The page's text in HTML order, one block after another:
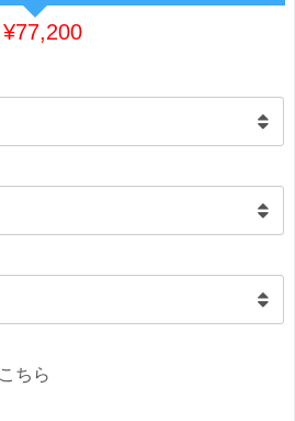
¥77,200
ちら